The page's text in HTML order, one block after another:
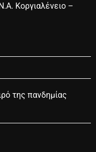
Κοργιαλένειο –
της πανδημίας